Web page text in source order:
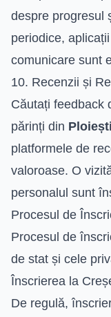
despre progresul
periodice,
comunicare sunt
10. Recenzii și
Căutați feedback
părinți din Ploiești
platformele de
valoroase. O
personalul sunt
Procesul de
Procesul de
de stat și cele
Înscrierea la
De regulă,